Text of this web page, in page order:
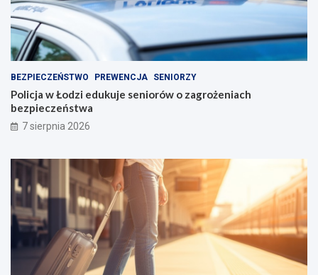
BEZPIECZEŃSTWO PREWENCJA SENIORZY
Policja w Łodzi edukuje seniorów o zagrożeniach
bezpieczeństwa
7 sierpnia 2026